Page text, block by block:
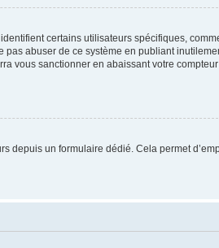
certains utilisateurs spécifiques,
pas abuser de ce système en publiant
vous sanctionner en abaissant votre
depuis un formulaire dédié. Cela permet